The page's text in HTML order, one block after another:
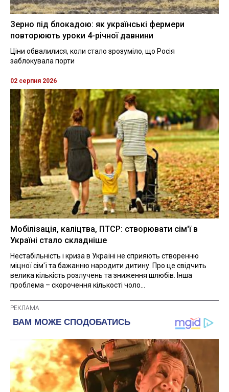
Зерно під блокадою: як українські фермери
повторюють уроки 4-річної давнини
Ціни обвалилися, коли стало зрозуміло, що Росія
заблокувала порти
02 серпня 2026
Мобілізація, каліцтва, ПТСР: створювати сім'ї в
Україні стало складніше
Нестабільність і криза в Україні не сприяють створенню
міцної сім'ї та бажанню народити дитину. Про це свідчить
велика кількість розлучень та зниження шлюбів. Інша
проблема – скорочення кількості чоло...